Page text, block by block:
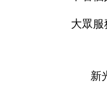
大眾服
新